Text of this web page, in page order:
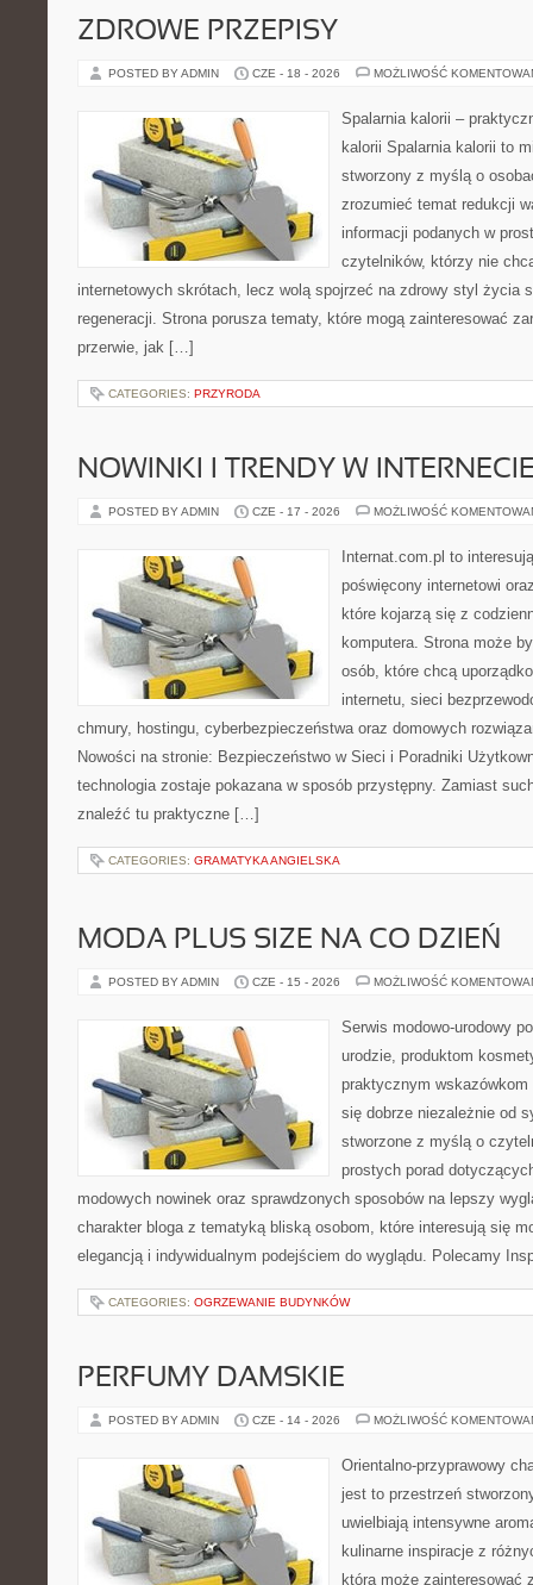
ZDROWE PRZEPISY
POSTED BY ADMIN CZE - 18 - 2026 MOŻLIWOŚĆ
Spalarnia kalorii –
kalorii Spalarnia kalorii to
stworzony z myślą o
zrozumieć temat redukcji
informacji podanych w
czytelników, którzy nie
internetowych skrótach, lecz wolą spojrzeć na zdrowy styl życia
regeneracji. Strona porusza tematy, które mogą zainteresować
przerwie, jak […]
CATEGORIES: PRZYRODA
NOWINKI I TRENDY W
POSTED BY ADMIN CZE - 17 - 2026 MOŻLIWOŚĆ
Internat.com.pl to
poświęcony internetowi
które kojarzą się z
komputera. Strona może
osób, które chcą
internetu, sieci
chmury, hostingu, cyberbezpieczeństwa oraz domowych
Nowości na stronie: Bezpieczeństwo w Sieci i Poradniki
technologia zostaje pokazana w sposób przystępny. Zamiast
znaleźć tu praktyczne […]
CATEGORIES: GRAMATYKA ANGIELSKA
MODA PLUS SIZE NA CO DZIEŃ
POSTED BY ADMIN CZE - 15 - 2026 MOŻLIWOŚĆ
Serwis modowo-urodowy
urodzie, produktom
praktycznym
się dobrze niezależnie od
stworzone z myślą o
prostych porad
modowych nowinek oraz sprawdzonych sposobów na lepszy
charakter bloga z tematyką bliską osobom, które interesują się
elegancją i indywidualnym podejściem do wyglądu. Polecamy
CATEGORIES: OGRZEWANIE BUDYNKÓW
PERFUMY DAMSKIE
POSTED BY ADMIN CZE - 14 - 2026 MOŻLIWOŚĆ
Orientalno-przyprawowy
jest to przestrzeń
uwielbiają intensywne
kulinarne inspiracje z
która może zainteresować